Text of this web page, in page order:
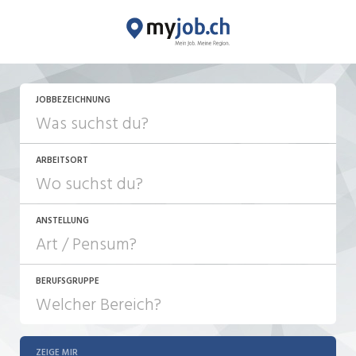
JOBBEZEICHNUNG
ARBEITSORT
ANSTELLUNG
JOB-TYP
Festanstellung
BERUFSGRUPPE
ZEIGE MIR